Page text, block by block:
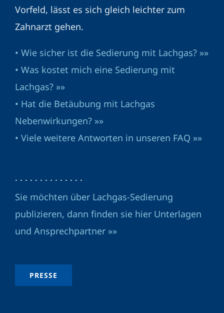
Vorfeld, lässt es sich gleich leichter zum
Zahnarzt gehen.
• Wie sicher ist die Sedierung mit Lachgas? »»
• Was kostet mich eine Sedierung mit
Lachgas? »»
• Hat die Betäubung mit Lachgas
Nebenwirkungen? »»
• Viele weitere Antworten in unseren FAQ »»
· · · · · · · · · · · · · ·
Sie möchten über Lachgas-Sedierung
publizieren, dann finden sie hier Unterlagen
und Ansprechpartner »»
PRESSE